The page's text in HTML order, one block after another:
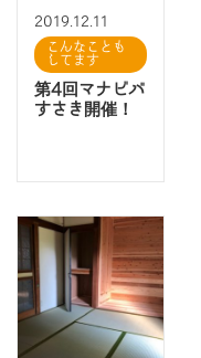
2019.12.11
こんなことも
してます
第4回マナビバ
すさき開催！